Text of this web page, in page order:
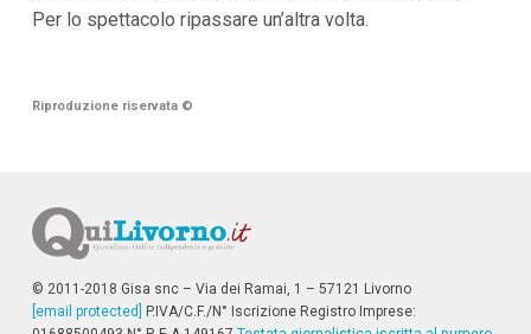
Per lo spettacolo ripassare un’altra volta.
Riproduzione riservata ©
© 2011-2018 Gisa snc – Via dei Ramai, 1 – 57121 Livorno
[email protected]
P.IVA/C.F./N° Iscrizione Registro Imprese: